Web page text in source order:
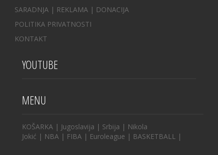
SARADNJA | REKLAMA | DONACIJA
POLITIKA PRIVATNOSTI
KONTAKT
YOUTUBE
MENU
KOŠARKA | Jugoslavija | Srbija | Nikola
Jokić | NBA | FIBA | Euroleague | BASKETBALL |